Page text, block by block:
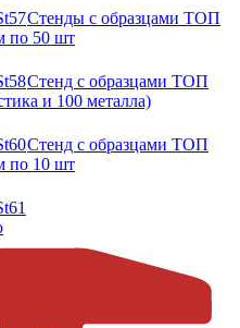
Стенды с образцами ТОП
по 50 шт
Стенд с образцами ТОП
и 100 металла)
Стенд с образцами ТОП
по 10 шт